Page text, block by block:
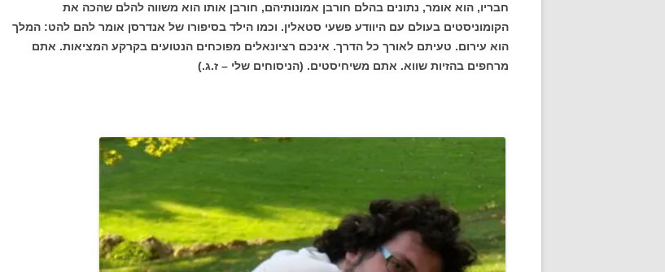
חבריו, הוא אומר, נתונים בהלם חורבן אמונותיהם, חורבן אותו הוא משווה להלם שהכה את
הקומוניסטים בעולם עם היוודע פשעי סטאלין. וכמו הילד בסיפורו של אנדרסן אומר להם להט: המלך
הוא עירום. טעיתם לאורך כל הדרך. אינכם רציונאלים מפוכחים הנטועים בקרקע המציאות. אתם
מרחפים בהזיות שווא. אתם משיחיסטים. (הניסוחים שלי – ז.ג.)